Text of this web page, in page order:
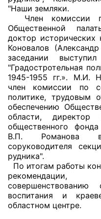
Общественные советы
Общественные
органах
исполнительной
Общественные
независимой
оказания услуг
О Палате
Структура Палаты
Комиссии
Экспертный совет
Совет ОП КО
"Наши земляки.
Член комиссии
Общественной
доктор
Коновалов
заседании
"Градостротельная
1945-1955 гг.». М.И.
член комиссии по
политике, трудовым
обеспечению
области, директор
общественного
В.П. Романова
соруководителя
рудника".
По итогам работы
совершенствованию
воспитания и
областном центре.